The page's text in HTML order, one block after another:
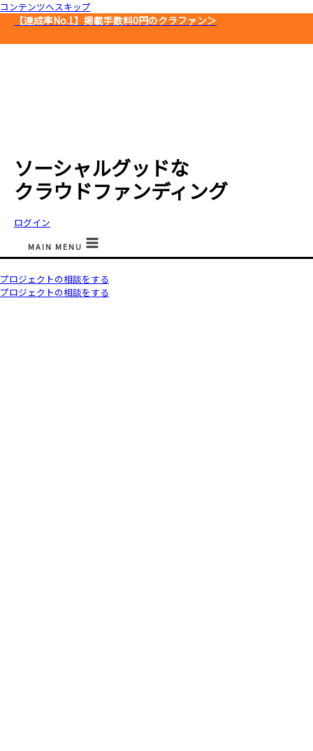
コンテンツへスキップ
【達成率No.1】 掲載手数料0円のクラファン＞
ソーシャルグッドな
クラウドファンディング
ログイン
MAIN MENU
プロジェクトの相談をする
プロジェクトの相談をする